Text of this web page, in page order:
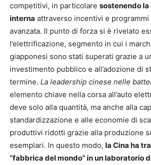
competitivi, in particolare sostenendo
interna attraverso incentivi e
avanzata. Il punto di forza si è rivelato
l’elettrificazione, segmento in cui i
giapponesi sono stati superati grazie a
investimento pubblico e all’adozione di
termine. La leadership cinese nelle
elemento chiave nella corsa all’auto
deve solo alla quantità, ma anche alla
standardizzazione e alle economie di
produttivi ridotti grazie alla produzione
esemplari. In questo modo, la Cina ha
“fabbrica del mondo” in un laboratorio